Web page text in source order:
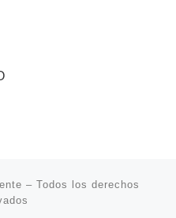
– Todos los derechos